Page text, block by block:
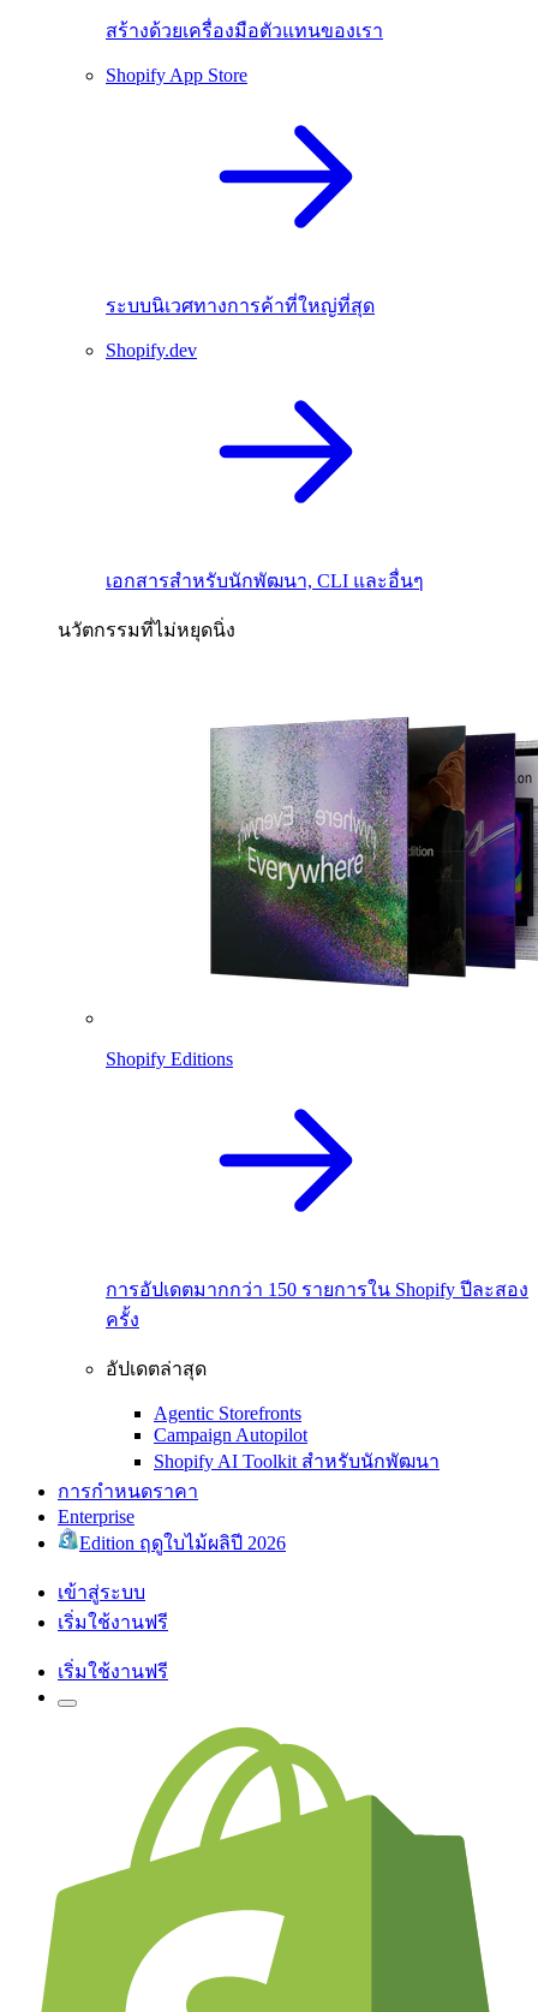
สร้างด้วยเครื่องมือตัวแทนของเรา
Shopify App Store
ระบบนิเวศทางการค้าที่ใหญ่ที่สุด
Shopify.dev
เอกสารสำหรับนักพัฒนา, CLI และอื่นๆ
นวัตกรรมที่ไม่หยุดนิ่ง
Shopify Editions
การอัปเดตมากกว่า 150 รายการใน Shopify ปีละสอง
ครั้ง
อัปเดตล่าสุด
Agentic Storefronts
Campaign Autopilot
Shopify AI Toolkit สำหรับนักพัฒนา
การกำหนดราคา
Enterprise
Edition ฤดูใบไม้ผลิปี 2026
เข้าสู่ระบบ
เริ่มใช้งานฟรี
เริ่มใช้งานฟรี